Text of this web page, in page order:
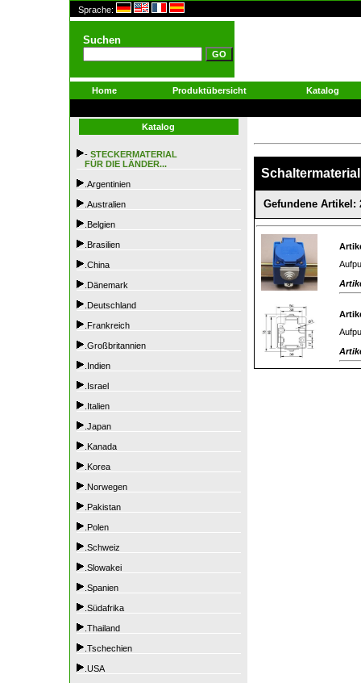
Sprache:
Suchen
Home Produktübersicht Katalog
Katalog
- STECKERMATERIAL
FÜR DIE LÄNDER...
.Argentinien
.Australien
.Belgien
.Brasilien
.China
.Dänemark
.Deutschland
.Frankreich
.Großbritannien
.Indien
.Israel
.Italien
.Japan
.Kanada
.Korea
.Norwegen
.Pakistan
.Polen
.Schweiz
.Slowakei
.Spanien
.Südafrika
.Thailand
.Tschechien
.USA
Gefundene Artikel: